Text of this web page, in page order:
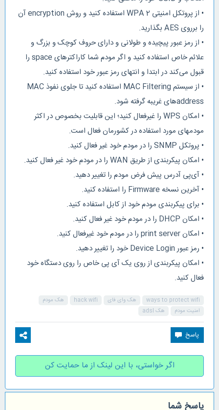
• از پروتکل امنیتی WPA 2 استفاده کنید و روش encryption آن
را برروی AES بگذارید.
• از رمز عبور پیچیده و طولانی و دارای حروف کوچک و بزرگ و
علائم خاص استفاده کنید و اگر مودم شما کاراکترهای space را
قبول می‌‌کند در ابتدا و انتهای رمز عبور خود استفاده کنید.
• از سیستم MAC Filtering استفاده کنید تا جلوی نفوذ MAC
addressهای غریبه گرفته شود.
• امکان WPS را غیرفعال کنید؛ این قابلیت بخصوص در اکثر
مودمهای مورد استفاده در کشورمان فعال است.
• پروتکل SNMP را در مودم خود غیر فعال کنید.
• امکان پیکربندی از طریق WAN را در مودم خود غیر فعال کنید.
• آی‌پی آدرس پیش فرض مودم را تغییر دهید.
• آخرین نسخه Firmware را استفاده کنید.
• برای پیکربندی مودم خود از کابل استفاده کنید.
• امکان DHCP را در مودم خود غیر فعال کنید.
• امکان print server را در مودم خود غیرفعال کنید.
• رمز عبور Device Login خود را تغییر دهید.
• امکان پیکربندی از روی یک آی‌ پی خاص را روی دستگاه خود
فعال کنید.
ways to protect wifi هک وای فای hack wifi
هک مودم
امنیت مودم
هک adsl
اگر خواستی، با این لینک از ما حمایت کن
پاسخ شما